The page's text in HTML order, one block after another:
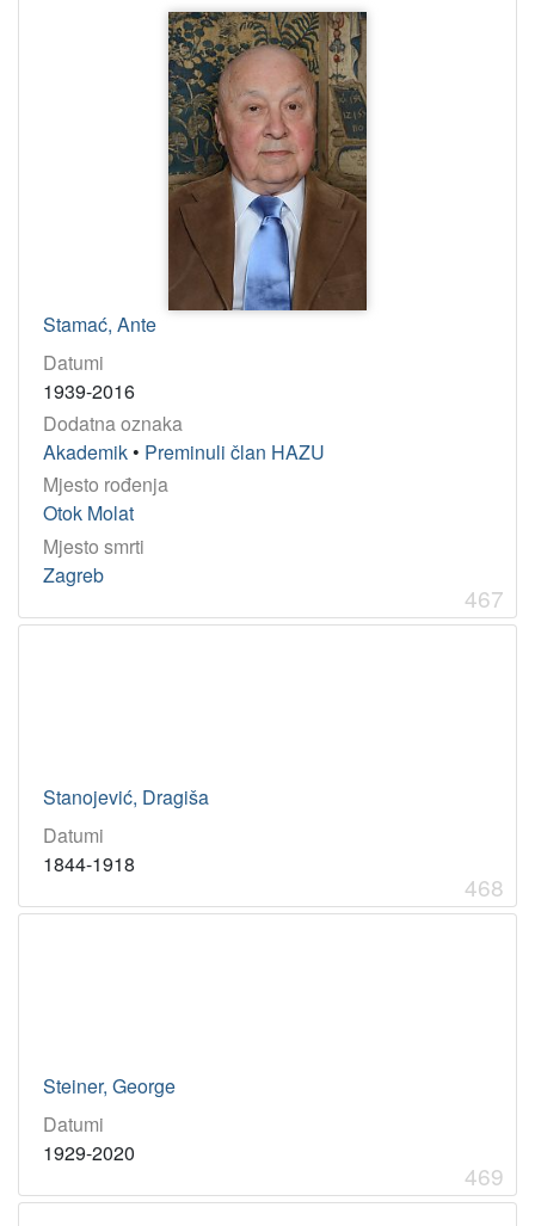
Stamać, Ante
Datumi
1939-2016
Dodatna oznaka
Akademik • Preminuli član HAZU
Mjesto rođenja
Otok Molat
Mjesto smrti
Zagreb
467
Stanojević, Dragiša
Datumi
1844-1918
468
Steiner, George
Datumi
1929-2020
469